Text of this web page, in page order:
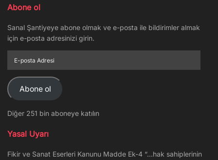
Abone ol
Sanal Şantiyeye abone olmak ve e-posta ile bildirimler almak
için e-posta adresinizi girin.
posta
Adresi
Abone ol
Diğer 251 bin aboneye katılın
Yasal Uyarı
Fikir ve Sanat Eserleri Kanunu Madde Ek-4 “…hak sahiplerinin